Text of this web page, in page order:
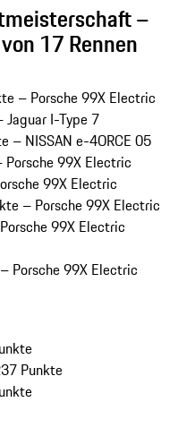
–
17 Rennen
– Porsche 99X Electric
Jaguar I-Type 7
– NISSAN e-4ORCE 05
Porsche 99X Electric
99X Electric
– Porsche 99X Electric
99X Electric
Porsche 99X Electric
Punkte